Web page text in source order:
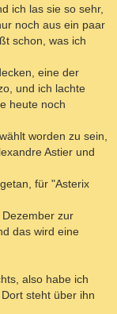
ich las sie so sehr,
noch aus ein paar
schon, was ich
eine der
und ich lachte
heute noch
worden zu sein,
Astier und
für "Asterix
zur
das wird eine
also habe ich
steht über ihn